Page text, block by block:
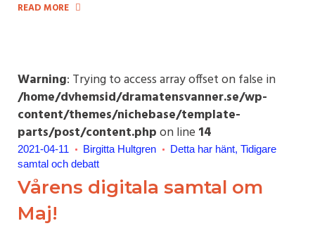
READ MORE
Warning: Trying to access array offset on false in
/home/dvhemsid/dramatensvanner.se/wp-
content/themes/nichebase/template-
parts/post/content.phpon line 14
2021-04-11 Birgitta Hultgren Detta har hänt Tidigare
samtal och debatt
Vårens digitala samtal om
Maj!